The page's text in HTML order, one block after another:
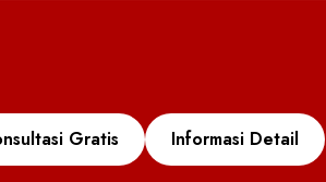
Gratis Informasi Detail